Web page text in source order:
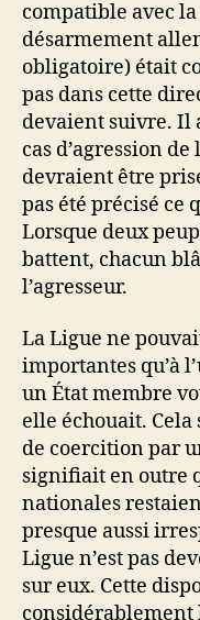
compatible avec
désarmement
obligatoire) était
pas dans cette
devaient suivre. Il
cas d’agression
devraient être
pas été précisé ce
Lorsque deux
battent, chacun
l’agresseur.
La Ligue ne
importantes qu’à
un État membre
elle échouait.
de coercition par
signifiait en outre
nationales
presque aussi
Ligue n’est pas
sur eux. Cette
considérablement